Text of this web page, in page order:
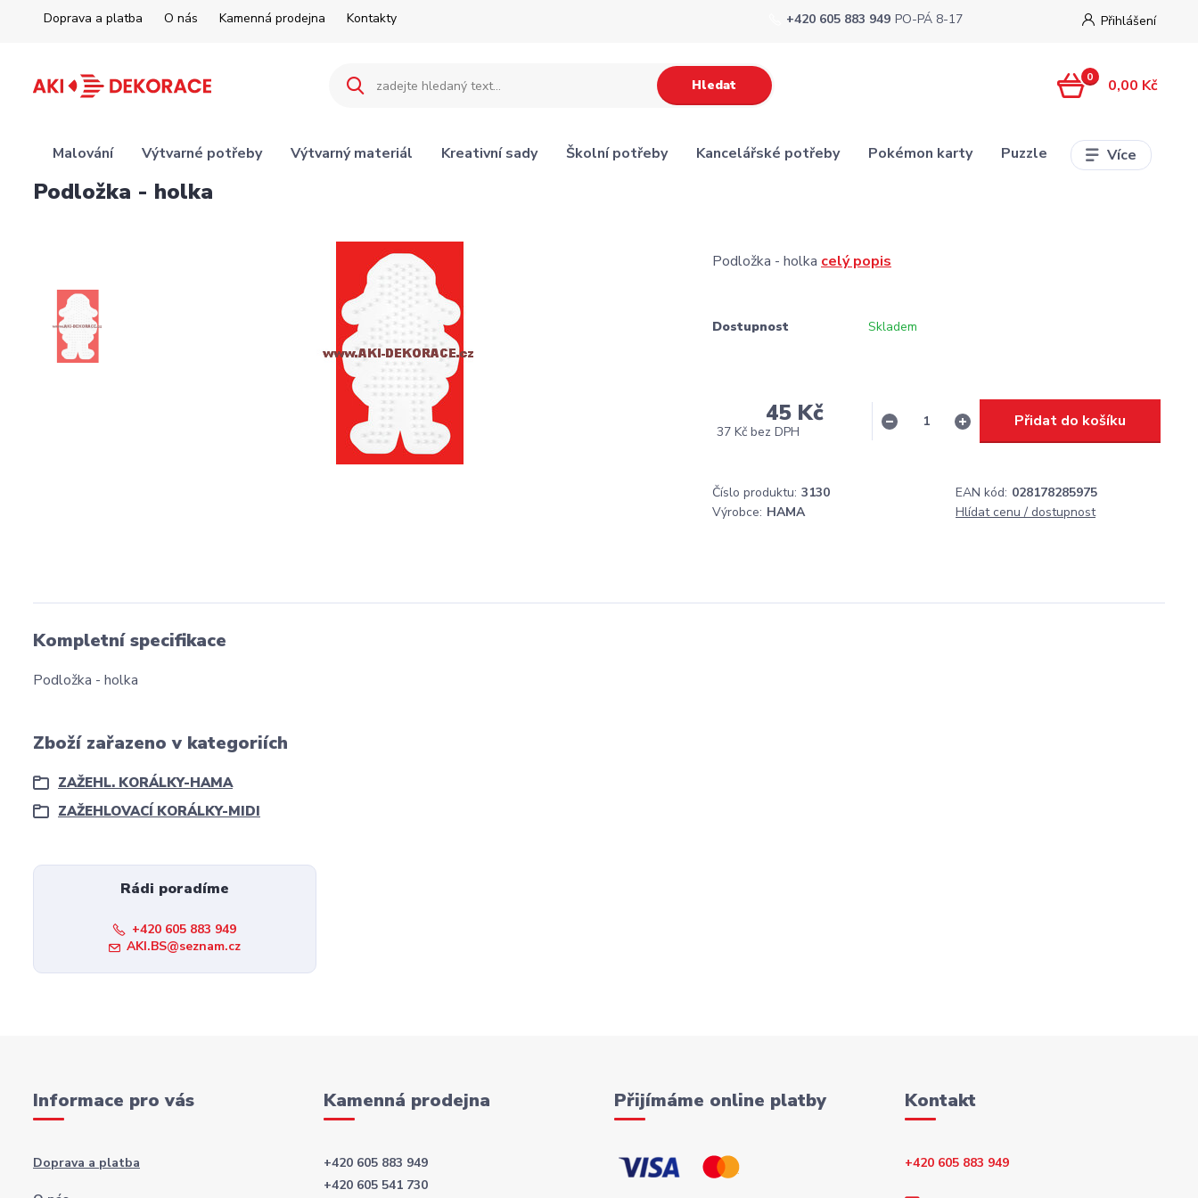
Doprava a platba O nás Kamenná prodejna Kontakty Přihlášení
Hledat
+420 605 883 949 PO-PÁ 8-17
0 0,00 Kč
Malování Výtvarné potřeby Výtvarný materiál Kreativní sady Školní potřeby Kancelářské potřeby Pokémon karty Puzzle Více
Podložka - holka
Podložka - holka celý popis
Dostupnost Skladem
45 Kč
37 Kč bez DPH
Přidat do košíku
Číslo produktu: 3130 EAN kód: 028178285975
Výrobce: HAMA Hlídat cenu / dostupnost
Kompletní specifikace
Podložka - holka
Zboží zařazeno v kategoriích
ZAŽEHL. KORÁLKY-HAMA
ZAŽEHLOVACÍ KORÁLKY-MIDI
Rádi poradíme
+420 605 883 949
AKI.BS@seznam.cz
Informace pro vás
Doprava a platba
Kamenná prodejna
+420 605 883 949
+420 605 541 730
Přijímáme online platby Kontakt
+420 605 883 949